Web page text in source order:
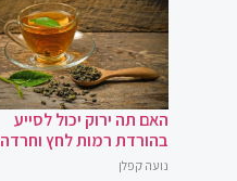
האם תה ירוק יכול לסייע
בהורדת רמות לחץ
נועה קפלן